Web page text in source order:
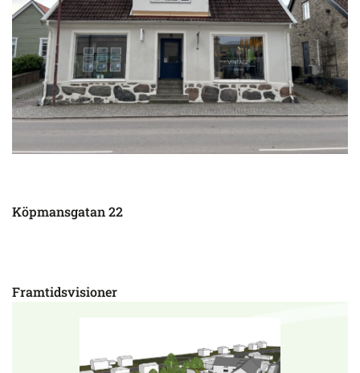
Köpmansgatan 22
Framtidsvisioner